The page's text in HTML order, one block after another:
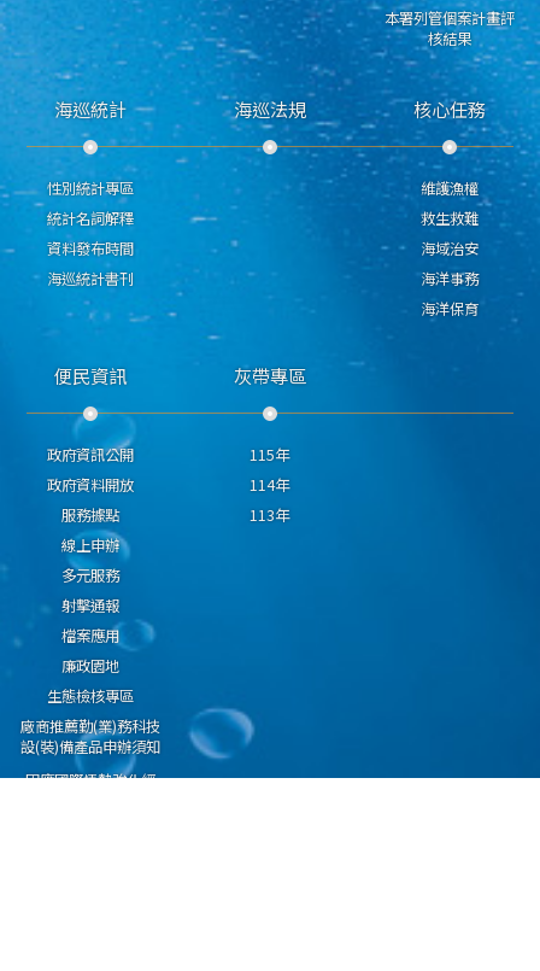
本署列管個案計畫評
核結果
海巡統計
性別統計專區
統計名詞解釋
資料發布時間
海巡統計書刊
海巡法規 核心任務
維護漁權
救生救難
海域治安
海洋事務
海洋保育
便民資訊
政府資訊公開
政府資料開放
服務據點
線上申辦
多元服務
射擊通報
檔案應用
廉政園地
生態檢核專區
廠商推薦勤(業)務科技
設(裝)備產品申辦須知
因應國際情勢強化經
灰帶專區
115年
114年
113年